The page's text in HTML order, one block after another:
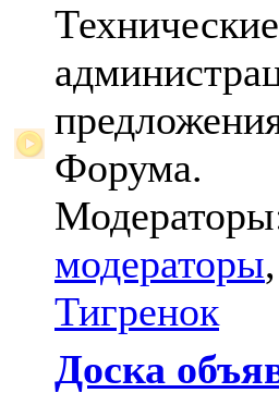
Форума.
модераторы,
Тигренок
Доска